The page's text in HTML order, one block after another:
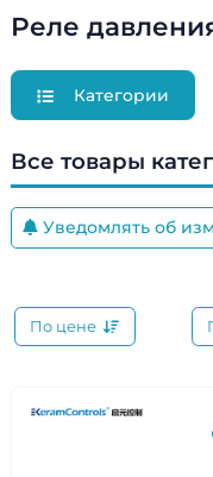
Реле
Категории
Все товары
Уведомлять об
По цене